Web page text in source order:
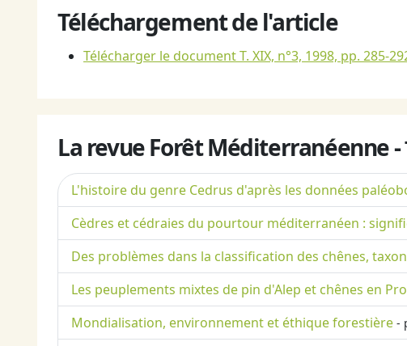
Téléchargement de l'article
Télécharger le document T. XIX, n°3, 1998, pp. 285-
La revue Forêt Méditerranéenne -
L'histoire du genre Cedrus d'après les données
Cèdres et cédraies du pourtour méditerranéen :
Des problèmes dans la classification des chênes,
Les peuplements mixtes de pin d'Alep et chênes en
Mondialisation, environnement et éthique forestière -